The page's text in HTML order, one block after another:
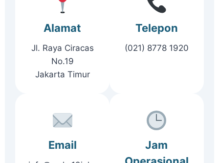
Alamat
Jl. Raya Ciracas
No.19
Jakarta Timur
Telepon
(021) 8778 1920
Email
Jam